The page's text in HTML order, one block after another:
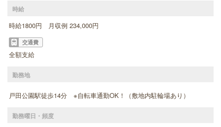
時給
時給1800円 月収例 234,000円
交通費
全額支給
勤務地
戸田公園駅徒歩14分 ※自転車通勤OK！（敷地内駐輪場あり）
勤務曜日・頻度